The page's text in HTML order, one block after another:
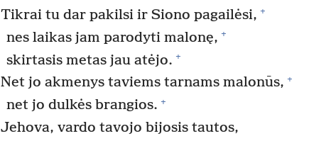
Tikrai tu dar pakilsi ir Siono pagailėsi, +
nes laikas jam parodyti malonę, +
skirtasis metas jau atėjo. +
Net jo akmenys taviems tarnams malonūs, +
net jo dulkės brangios. +
Jehova, vardo tavojo bijosis tautos,